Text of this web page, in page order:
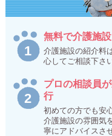
無料で介護施
介護施設の紹介料
心してご相談下さい
プロの相談員
行
初めての方でも安
介護施設の雰囲気
寧にアドバイスさ